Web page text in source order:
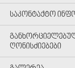
ᲡᲐᲙᲝᲜᲢᲐᲥᲢᲝ
ᲦᲝᲜᲘᲡᲫᲘᲔᲑᲔᲑᲘ